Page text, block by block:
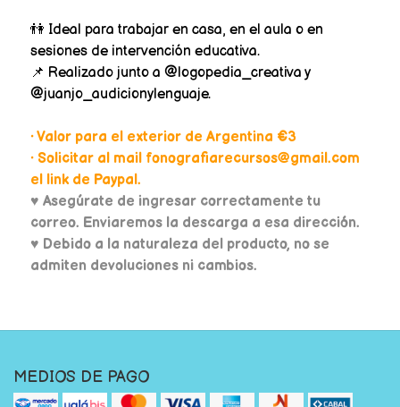
👫 Ideal para trabajar en casa, en el aula o en
sesiones de intervención educativa.
📌 Realizado junto a @logopedia_creativa y
@juanjo_audicionylenguaje.
• Valor para el exterior de Argentina €3
• Solicitar al mail fonografiarecursos@gmail.com
el link de Paypal.
♥ Asegúrate de ingresar correctamente tu
correo. Enviaremos la descarga a esa dirección.
♥ Debido a la naturaleza del producto, no se
admiten devoluciones ni cambios.
MEDIOS DE PAGO